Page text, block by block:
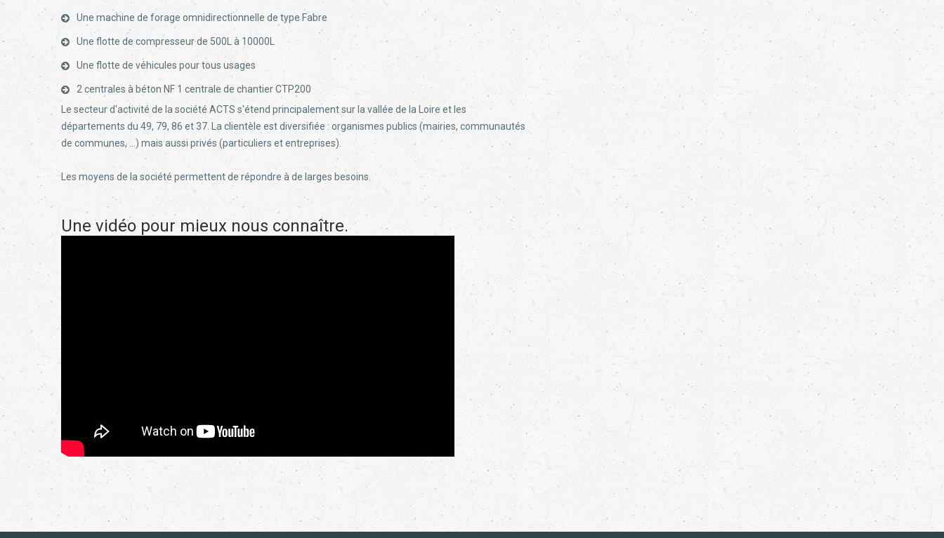
Une machine de forage omnidirectionnelle de type Fabre
Une flotte de compresseur de 500L à 10000L
Une flotte de véhicules pour tous usages
2 centrales à béton NF 1 centrale de chantier CTP200
Le secteur d'activité de la société ACTS s'étend principalement sur la vallée de la Loire et les
départements du 49, 79, 86 et 37. La clientèle est diversifiée : organismes publics (mairies, communautés
de communes, ...) mais aussi privés (particuliers et entreprises).
Les moyens de la société permettent de répondre à de larges besoins.
Une vidéo pour mieux nous connaître.